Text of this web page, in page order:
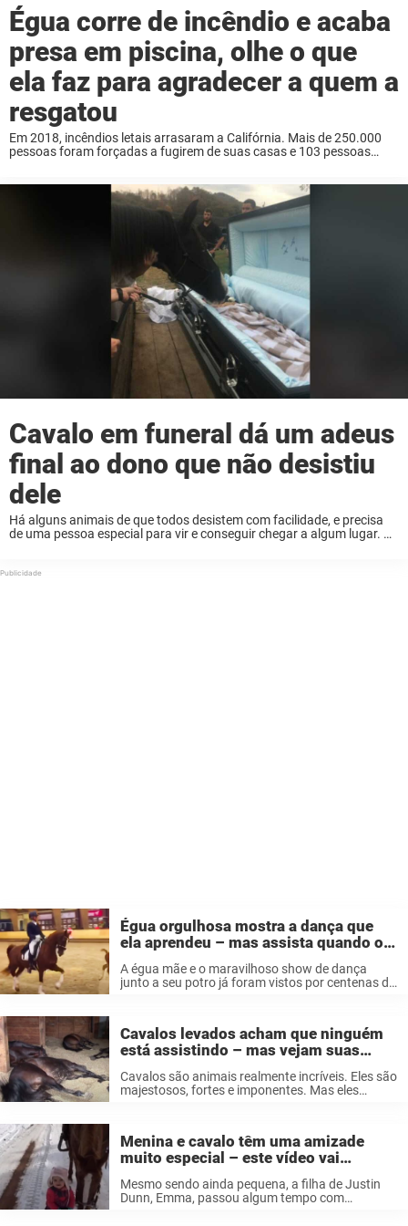
Égua corre de incêndio e acaba
presa em piscina, olhe o que
ela faz para agradecer a quem a
resgatou
Em 2018, incêndios letais arrasaram a Califórnia. Mais de 250.000
pessoas foram forçadas a fugirem de suas casas e 103 pessoas
Cavalo em funeral dá um adeus
final ao dono que não desistiu
dele
Há alguns animais de que todos desistem com facilidade, e precisa
de uma pessoa especial para vir e conseguir chegar a algum lugar. Às
Égua orgulhosa mostra a dança que
ela aprendeu – mas assista quando o
A égua mãe e o maravilhoso show de dança
junto a seu potro já foram vistos por centenas de
Cavalos levados acham que ninguém
está assistindo – mas vejam suas
rir
Cavalos são animais realmente incríveis. Eles são
majestosos, fortes e imponentes. Mas eles
Menina e cavalo têm uma amizade
muito especial – este vídeo vai
Mesmo sendo ainda pequena, a filha de Justin
Dunn, Emma, ​​passou algum tempo com